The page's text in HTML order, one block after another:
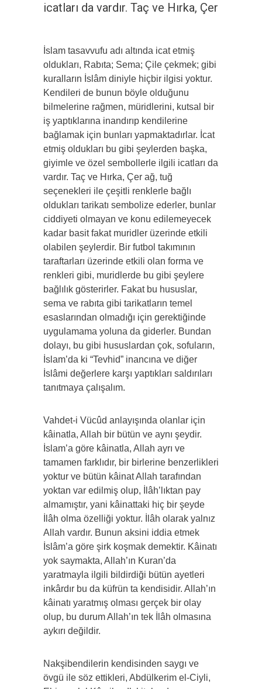
icatları da vardır. Taç ve Hırka, Çer
İslam tasavvufu adı altında icat etmiş
oldukları, Rabıta; Sema; Çile çekmek; gibi
kuralların İslâm diniyle hiçbir ilgisi yoktur.
Kendileri de bunun böyle olduğunu
bilmelerine rağmen, müridlerini, kutsal bir
iş yaptıklarına inandırıp kendilerine
bağlamak için bunları yapmaktadırlar. İcat
etmiş oldukları bu gibi şeylerden başka,
giyimle ve özel sembollerle ilgili icatları da
vardır. Taç ve Hırka, Çer ağ, tuğ
seçenekleri ile çeşitli renklerle bağlı
oldukları tarikatı sembolize ederler, bunlar
ciddiyeti olmayan ve konu edilemeyecek
kadar basit fakat muridler üzerinde etkili
olabilen şeylerdir. Bir futbol takımının
taraftarları üzerinde etkili olan forma ve
renkleri gibi, muridlerde bu gibi şeylere
bağlılık gösterirler. Fakat bu hususlar,
sema ve rabıta gibi tarikatların temel
esaslarından olmadığı için gerektiğinde
uygulamama yoluna da giderler. Bundan
dolayı, bu gibi hususlardan çok, sofuların,
İslam’da ki “Tevhid” inancına ve diğer
İslâmi değerlere karşı yaptıkları saldırıları
tanıtmaya çalışalım.
Vahdet-i Vücûd anlayışında olanlar için
kâinatla, Allah bir bütün ve aynı şeydir.
İslam’a göre kâinatla, Allah ayrı ve
tamamen farklıdır, bir birlerine benzerlikleri
yoktur ve bütün kâinat Allah tarafından
yoktan var edilmiş olup, İlâh’lıktan pay
almamıştır, yani kâinattaki hiç bir şeyde
İlâh olma özelliği yoktur. İlâh olarak yalnız
Allah vardır. Bunun aksini iddia etmek
İslâm’a göre şirk koşmak demektir. Kâinatı
yok saymakta, Allah’ın Kuran’da
yaratmayla ilgili bildirdiği bütün ayetleri
inkârdır bu da küfrün ta kendisidir. Allah’ın
kâinatı yaratmış olması gerçek bir olay
olup, bu durum Allah’ın tek İlâh olmasına
aykırı değildir.
Nakşibendilerin kendisinden saygı ve
övgü ile söz ettikleri, Abdülkerim el-Ciyli,